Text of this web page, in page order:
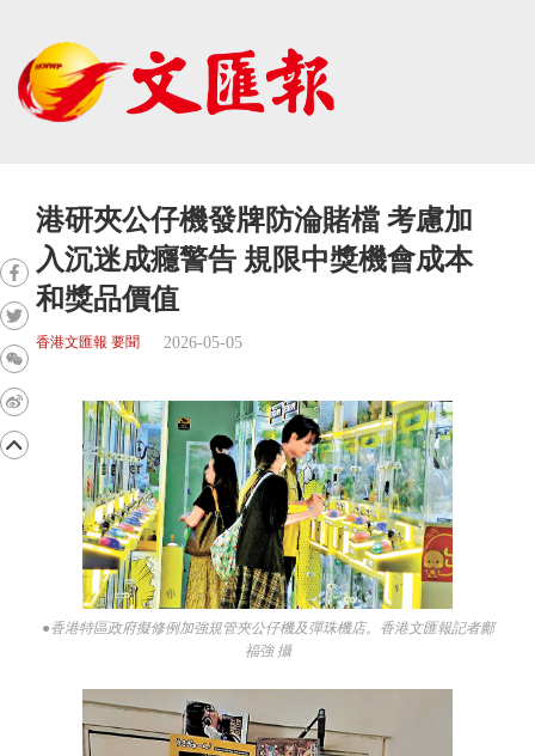
港研夾公仔機發牌防淪賭檔 考慮加
入沉迷成癮警告 規限中獎機會成本
和獎品價值
香港文匯報 要聞 2026-05-05
●香港特區政府擬修例加強規管夾公仔機及彈珠機店。香港文匯報記者鄺
福強 攝